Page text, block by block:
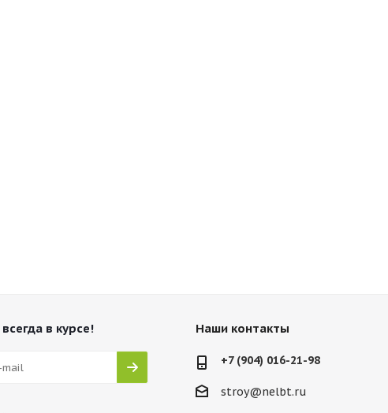
в курсе! Наши контакты
+7 (904) 016-21-98
stroy@nelbt.ru